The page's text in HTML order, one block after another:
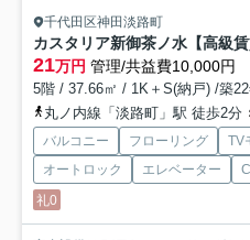
千代田区神田淡路町
21万円 管理/共益費10,000円
5階 / 37.66㎡ / 1K＋S(納戸) /築
丸ノ内線「淡路町」駅 徒歩2分
バルコニー フローリング
TV
オートロック
エレベーター
礼0